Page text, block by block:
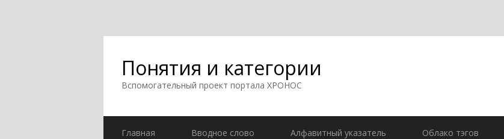
Понятия и категории
Вспомогательный проект портала ХРОНОС
Главная Вводное слово Алфавитный указатель Облако тэгов